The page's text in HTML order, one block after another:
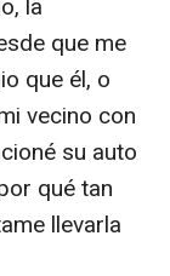
la
que me
que él, o
vecino con
su auto
qué tan
llevarla